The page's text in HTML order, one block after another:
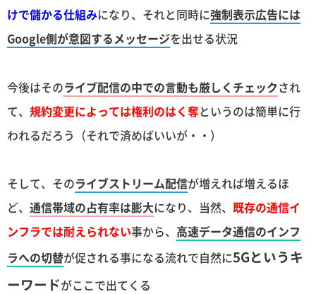
けで儲かる仕組みになり、それと同時に強制表示広告には
Google側が意図するメッセージを出せる状況
今後はそのライブ配信の中での言動も厳しくチェックされ
て、 規約変更によっては権利のはく奪というのは簡単に行
われるだろう（それで済めばいいが・・）
そして、そのライブストリーム配信が増えれば増えるほ
ど、 通信帯域の占有率は膨大になり、当然、 既存の通信イ
ンフラでは耐えられない事から、 高速データ通信のインフ
ラへの切替が促される事になる流れで自然に5Gというキ
ーワードがここで出てくる